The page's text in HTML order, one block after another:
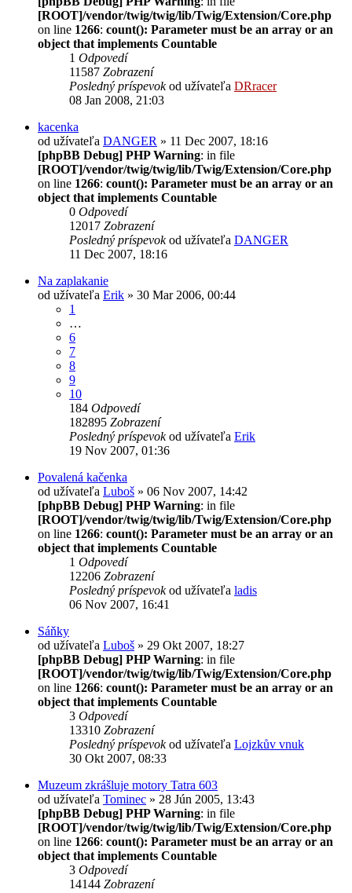
[ROOT]/vendor/twig/twig/lib/Twig/Extension/Core.php
on line 1266: count(): Parameter must be an array or an
object that implements Countable
1 Odpovedí
11587 Zobrazení
Posledný príspevokod užívateľa DRracer
08 Jan 2008, 21:03
kacenka
od užívateľa DANGER » 11 Dec 2007, 18:16
[phpBB Debug] PHP Warning: in file
[ROOT]/vendor/twig/twig/lib/Twig/Extension/Core.php
on line 1266: count(): Parameter must be an array or an
object that implements Countable
0 Odpovedí
12017 Zobrazení
Posledný príspevokod užívateľa DANGER
11 Dec 2007, 18:16
Na zaplakanie
od užívateľa Erik » 30 Mar 2006, 00:44
1
…
6
7
8
9
10
184 Odpovedí
182895 Zobrazení
Posledný príspevokod užívateľa Erik
19 Nov 2007, 01:36
Povalená kačenka
od užívateľa Luboš » 06 Nov 2007, 14:42
[phpBB Debug] PHP Warning: in file
[ROOT]/vendor/twig/twig/lib/Twig/Extension/Core.php
on line 1266: count(): Parameter must be an array or an
object that implements Countable
1 Odpovedí
12206 Zobrazení
Posledný príspevokod užívateľa ladis
06 Nov 2007, 16:41
Sáňky
od užívateľa Luboš » 29 Okt 2007, 18:27
[phpBB Debug] PHP Warning: in file
[ROOT]/vendor/twig/twig/lib/Twig/Extension/Core.php
on line 1266: count(): Parameter must be an array or an
object that implements Countable
3 Odpovedí
13310 Zobrazení
Posledný príspevokod užívateľa Lojzkův vnuk
30 Okt 2007, 08:33
Muzeum zkrášluje motory Tatra 603
od užívateľa Tominec » 28 Jún 2005, 13:43
[phpBB Debug] PHP Warning: in file
[ROOT]/vendor/twig/twig/lib/Twig/Extension/Core.php
on line 1266: count(): Parameter must be an array or an
object that implements Countable
3 Odpovedí
14144 Zobrazení